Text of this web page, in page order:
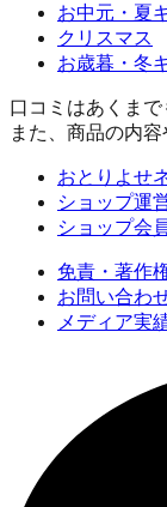
お中元・夏
クリスマス
お歳暮・冬
口コミはあくまで
また、商品の内
おとりよせ
ショップ運
ショップ会
免責・著作
お問い合わ
メディア実